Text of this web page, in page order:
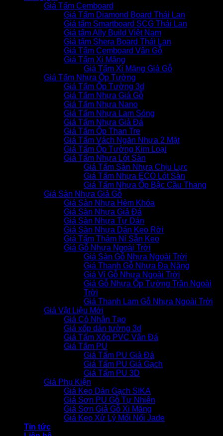
Giá Tấm Cemboard
Giá Tấm Diamond Board Thái Lan
Giá tấm Smartboard SCG Thái Lan
Giá tấm Ally Build Việt Nam
Giá tấm Shera Board Thái Lan
Giá Tấm Cemboard Vân Gỗ
Giá Tấm Xi Măng
Giá Tấm Xi Măng Giả Gỗ
Giá Tấm Nhựa Ốp Tường
Giá Tấm Ốp Tường 3d
Giá Tấm Nhựa Giả Gỗ
Giá Tấm Nhựa Nano
Giá Tấm Nhựa Lam Sóng
Giá Tấm Nhựa Giả Đá
Giá Tấm Ốp Than Tre
Giá Tấm Vách Ngăn Nhựa 2 Mặt
Giá Tấm Ốp Tường Kim Loại
Giá Tấm Nhựa Lót Sàn
Giá Tấm Sàn Nhựa Chịu Lực
Giá Tấm Nhựa ECO Lót Sàn
Giá Tấm Nhựa Ốp Bậc Cầu Thang
Giá Sàn Nhựa Giả Gỗ
Giá Sàn Nhựa Hèm Khóa
Giá Sàn Nhựa Giả Đá
Giá Sàn Nhựa Tự Dán
Giá Sàn Nhựa Dán Keo Rời
Giá Tấm Thảm Nỉ Sẵn Keo
Giá Gỗ Nhựa Ngoài Trời
Giá Sàn Gỗ Nhựa Ngoài Trời
Giá Thanh Gỗ Nhựa Đa Năng
Giá Vỉ Gỗ Nhựa Ngoài Trời
Giá Gỗ Nhựa Ốp Tường Trần Ngoài
Trời
Giá Thanh Lam Gỗ Nhựa Ngoài Trời
Giá Vật Liệu Mới
Giá Cỏ Nhân Tạo
Giá xốp dán tường 3d
Giá Tấm Xốp PVC Vân Đá
Giá Tấm PU
Giá Tấm PU Giả Đá
Giá Tấm PU Giả Gạch
Giá Tấm PU 3D
Giá Phụ Kiện
Giá Keo Dán Gạch SIKA
Giá Sơn PU Gỗ Tự Nhiên
Giá Sơn Giả Gỗ Xi Măng
Giá Keo Xử Lý Mối Nối Jade
Tin tức